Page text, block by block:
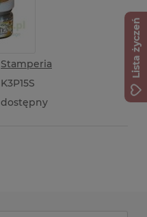
Stamperia
K3P15S
dostępny
Lista życzeń